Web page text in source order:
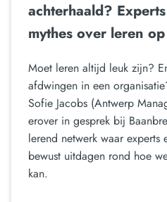
achterhaald?
mythes over leren
Moet leren altijd leuk zijn?
afdwingen in een
Sofie Jacobs (Antwerp
erover in gesprek bij
lerend netwerk waar experts
bewust uitdagen rond hoe
kan.